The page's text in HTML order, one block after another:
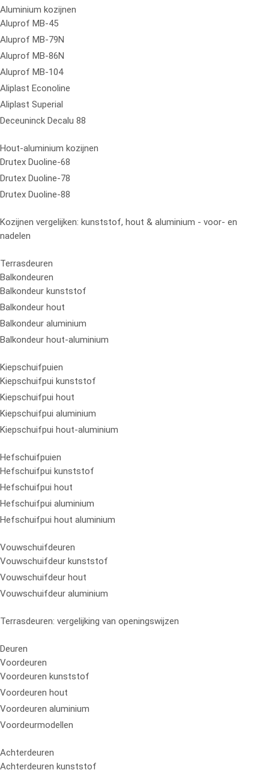
Aluminium kozijnen
Aluprof MB-45
Aluprof MB-79N
Aluprof MB-86N
Aluprof MB-104
Aliplast Econoline
Aliplast Superial
Deceuninck Decalu 88
Hout-aluminium kozijnen
Drutex Duoline-68
Drutex Duoline-78
Drutex Duoline-88
Kozijnen vergelijken: kunststof, hout & aluminium - voor- en
nadelen
Terrasdeuren
Balkondeuren
Balkondeur kunststof
Balkondeur hout
Balkondeur aluminium
Balkondeur hout-aluminium
Kiepschuifpuien
Kiepschuifpui kunststof
Kiepschuifpui hout
Kiepschuifpui aluminium
Kiepschuifpui hout-aluminium
Hefschuifpuien
Hefschuifpui kunststof
Hefschuifpui hout
Hefschuifpui aluminium
Hefschuifpui hout aluminium
Vouwschuifdeuren
Vouwschuifdeur kunststof
Vouwschuifdeur hout
Vouwschuifdeur aluminium
Terrasdeuren: vergelijking van openingswijzen
Deuren
Voordeuren
Voordeuren kunststof
Voordeuren hout
Voordeuren aluminium
Voordeurmodellen
Achterdeuren
Achterdeuren kunststof